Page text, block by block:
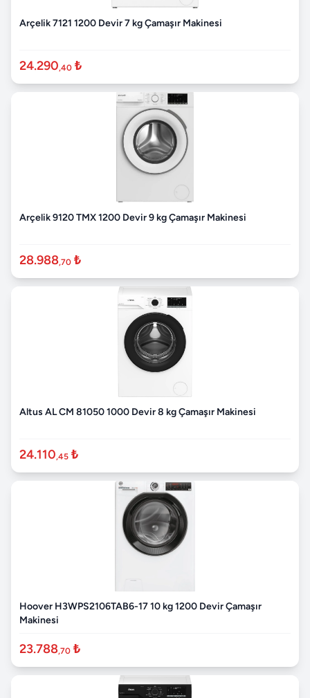
Arçelik 7121 1200 Devir 7 kg Çamaşır Makinesi
24.290,40 ₺
Arçelik 9120 TMX 1200 Devir 9 kg Çamaşır Makinesi
28.988,70 ₺
Altus AL CM 81050 1000 Devir 8 kg Çamaşır Makinesi
24.110,45 ₺
Hoover H3WPS2106TAB6-17 10 kg 1200 Devir Çamaşır
Makinesi
23.788,70 ₺